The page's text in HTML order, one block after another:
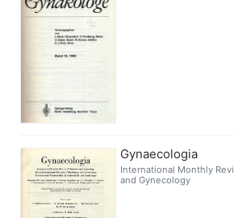
Gynaecologia
International Monthly
and Gynecology